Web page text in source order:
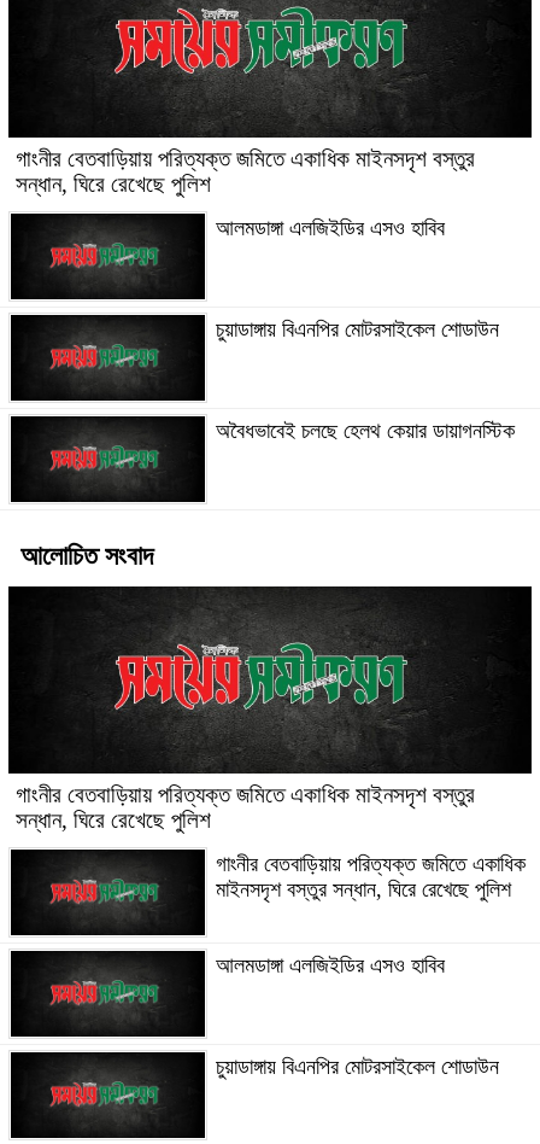
গাংনীর বেতবাড়িয়ায় পরিত্যক্ত জমিতে একাধিক মাইনসদৃশ বস্তুর
সন্ধান, ঘিরে রেখেছে পুলিশ
আলমডাঙ্গা এলজিইডির এসও হাবিব
চুয়াডাঙ্গায় বিএনপির মোটরসাইকেল শোডাউন
অবৈধভাবেই চলছে হেলথ কেয়ার ডায়াগনস্টিক
আলোচিত সংবাদ
গাংনীর বেতবাড়িয়ায় পরিত্যক্ত জমিতে একাধিক মাইনসদৃশ বস্তুর
সন্ধান, ঘিরে রেখেছে পুলিশ
গাংনীর বেতবাড়িয়ায় পরিত্যক্ত জমিতে একাধিক
মাইনসদৃশ বস্তুর সন্ধান, ঘিরে রেখেছে পুলিশ
আলমডাঙ্গা এলজিইডির এসও হাবিব
চুয়াডাঙ্গায় বিএনপির মোটরসাইকেল শোডাউন